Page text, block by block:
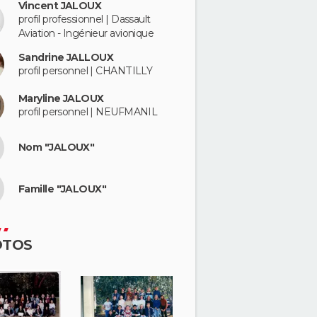
Vincent JALOUX
profil professionnel | Dassault
Aviation - Ingénieur avionique
Sandrine JALLOUX
profil personnel | CHANTILLY
Maryline JALOUX
profil personnel | NEUFMANIL
Nom "JALOUX"
Famille "JALOUX"